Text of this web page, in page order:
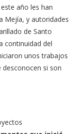
año les han
Mejía, y autoridades
de Santo
continuidad del
unos trabajos
si son